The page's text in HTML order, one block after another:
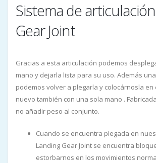
Sistema de
Gear Joint
Gracias a esta articulación podemos
mano y dejarla lista para su uso. Además
podemos volver a plegarla y colocárnosla en
nuevo también con una sola mano .
no añadir peso al conjunto.
Cuando se encuentra plegada en
Landing Gear Joint se encuentra
estorbarnos en los movimientos